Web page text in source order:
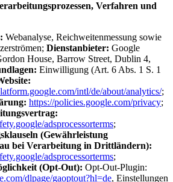
Verfahren und
Webanalyse, Reichweitenmessung sowie
Dienstanbieter: Google
House, Barrow Street, Dublin 4,
Einwilligung (Art. 6 Abs. 1 S. 1
intl/de/about/analytics/;
https://policies.google.com/privacy;
adsprocessorterms;
(Gewährleistung
bei Verarbeitung in Drittländern):
adsprocessorterms;
(Opt-Out): Opt-Out-Plugin:
dlpage/gaoptout?hl=de, Einstellungen